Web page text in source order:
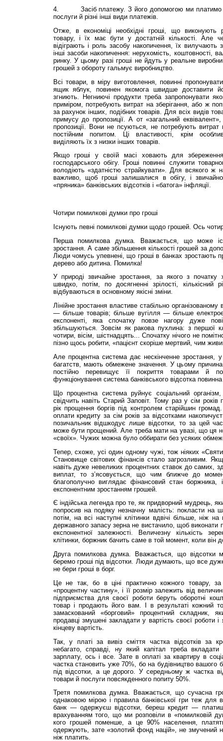
4.
Засіб платежу. З його допомогою ми платимо
послуги й різні інші види платежів.
Отже, в економіці необхідні гроші, що виконують
товару, і їх має бути у достатній кількості. Але
відіграють і роль засобу накопичення, їх
інші засоби накопичення: нерухомість, коштовності,
ринку. У цьому разі гроші не йдуть у реальне
грошей з обороту гальмує виробництво.
Всі товари, в міру виготовлення, повинні
ящик яблук, повинен якомога швидше доставити
згниють. Негниючі продукти треба запропонувати
приміром, потребують витрат на зберігання, або ж
за рахунок інших, подібних товарів. Для всіх видів
примусу до пропозиції. А от «загальний
пропозиції. Вони не псуються, не потребують витрат
постійним попитом. Ці властивості, крім
виділяють їх з низки інших товарів.
Якщо гроші у своїй масі ховають для
господарського обігу. Гроші повинні служити
володіють «здатністю страйкувати». Для всякого ж
важливо, щоб гроші залишалися в обігу, і
«пряника» банківських відсотків і «батога» інфляції.
Чотири помилкові думки про гроші
Існують певні помилкові думки щодо грошей. Ось
Перша помилкова думка. Вважається, що може
зростання. А саме збільшення кількості грошей за
Люди чомусь упевнені, що гроші в банках зростають
дерево або дитина. Помилка!
У природі звичайне зростання, за якого з початку
швидко, потім, по досягненні зрілості, кількісний
відбуваються в основному якісні зміни.
Лінійне зростання властиве стабільно організованому
— більше товарів; більше вугілля — більше
експоненті, яка спочатку повзе нагору дуже
збільшуються. Зовсім як ракова пухлина: з першої
чотири, вісім, шістнадцять... Спочатку нічого не
пізно щось робити, «пацієнт скоріше мертвий, чим
Але процентна система дає нескінченне зростання,
багатств, мають обмежене значення. У цьому
постійно перевищує її покриття товарами й
функціонування система банківського відсотка
Що процентна система руйнує соціальний
свідчить навіть Старий Заповіт. Тому раз у сім
рік прощення боргів під контролем старійшин
оплати кредиту за сім років за відсотками
позичальник відшкодує лише відсотки, то за цей
може бути прощений. Але треба мати на увазі, що ця
«своїх». Чужих можна було оббирати без усяких
Тепер, схоже, усі один одному чужі, тож ніяких
Становище світових фінансів стало загрозливим.
навіть дуже невеликих процентних ставок до самих,
виплат, то з’ясовується, що чим ближче до
благополучно виглядає фінансовий стан боржника,
експонентним зростанням грошей.
Є індійська легенда про те, як придворний мудрець,
попросив на подяку незначну малість: покласти на
потім, на всі наступні клітинки вдвічі більше, ніж
державного запасу зерна не вистачило, щоб виконати
експонентної залежності. Величезну кількість
клітинки, боржник бачить саме в той момент, коли він
Друга помилкова думка. Вважається, що відсотки
беремо гроші під відсотки. Люди думають, що все
не бери гроші в борг.
Це не так, бо в ціні практично кожного товару,
«процентну частину», і її розмір залежить від
підприємства для своєї роботи беруть оборотні
товар і продають його вам. І в результаті кожний
замаскований «борговий» процентний складник,
продавці змушені закладати у вартість своєї роботи
кінцеву вартість.
Так, у платі за вивіз сміття частка відсотків за
небагато, справді, ну який капітал треба
зарплату, ось і все. Зате в оплаті за квартиру в
частка становить уже 70%, бо на будівництво вашого
під відсотки, а це дорого. У середньому ж частка
товари й послуги повсякденного попиту 50%.
Третя помилкова дум­ка. Вважається, що сучасна
однаковою мірою і правила банківської гри теж для
банк — одержуєш відсотки, береш кредит —
врахуванням того, що ми розповіли в «помилковій
кого грошей поменше, а це 90% населення,
одержують, зате «золотий фонд націй», не змучений
ніж платить.